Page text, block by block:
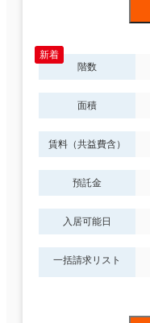
階数
面積
賃料（共益費含）
預託金
入居可能日
一括請求リスト